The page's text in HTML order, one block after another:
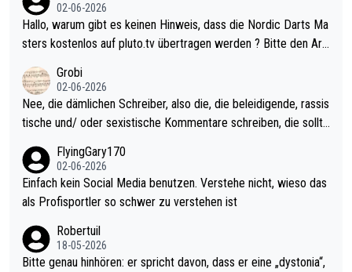
ziert. Somit ändert die automatische Qualifikation des Weltmei
sters erstmal nichts. Ich denke sie wollen damit für nächstes J
ohl wenig WDF Turniere spielen. Dies war bei Archie Self letzt
es Jahr der Fall. Er musste als amtierender Weltmeister durch
den Qualifier und ich glaube kaum, dass Mitchel sich das (in Ve
gas) antun würde, wenn er doch eigentlich die PDC-WM als Zi
el hat.
02-06-2026
Hallo, warum gibt es keinen Hinweis, dass die Nordic Darts Ma
sters kostenlos auf pluto.tv übertragen werden ? Bitte den Arti
Grobi
02-06-2026
Nee, die dämlichen Schreiber, also die, die beleidigende, rassis
tische und/ oder sexistische Kommentare schreiben, die sollte
s Leben in den Griff kriegen. Nur eins wundert mich: Luke Little
r war doch neulich erst derjenige, der über Social Media GvV p
rovoziert hat. Und Littlers Mutter schießt öfters mal gegen Ric
FlyingGary170
02-06-2026
Einfach kein Social Media benutzen. Verstehe nicht, wieso das
als Profisportler so schwer zu verstehen ist
Robertuil
18-05-2026
Bitte genau hinhören: er spricht davon, dass er eine „dystonia“,